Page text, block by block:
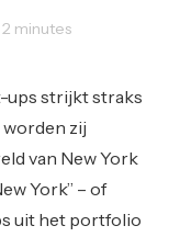
2 minutes
ups strijkt straks
worden zij
van New York
York” – of
uit het portfolio